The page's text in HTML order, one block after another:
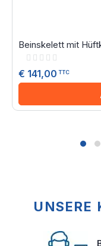
Beinskelett mit
Rating:
€ 141,00 TTC
UNSERE